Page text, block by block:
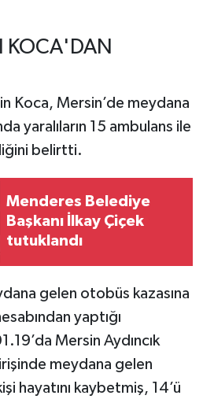
KOCA'DAN
Koca, Mersin’de meydana
yaralıların 15 ambulans ile
belirtti.
Menderes Belediye
Başkanı İlkay Çiçek
tutuklandı
gelen otobüs kazasına
yaptığı
Mersin Aydıncık
meydana gelen
hayatını kaybetmiş, 14’ü